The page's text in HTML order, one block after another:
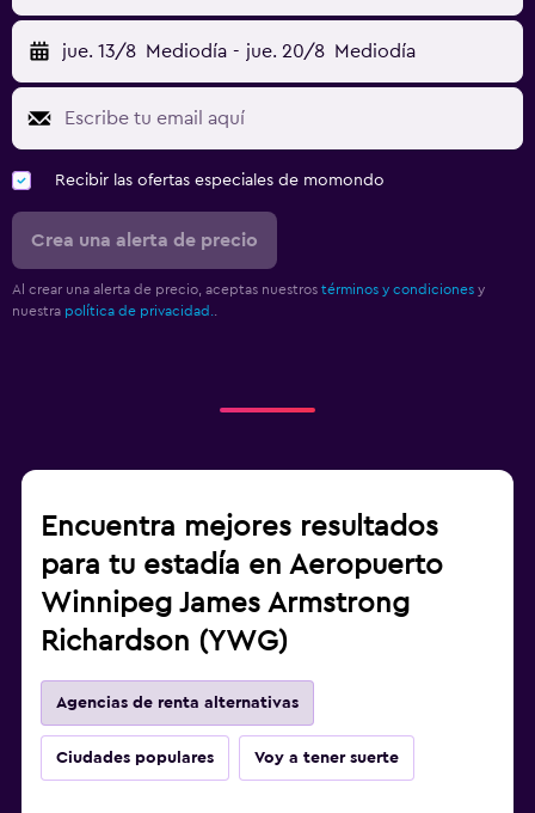
jue. 13/8 Mediodía - jue. 20/8 Mediodía
Recibir las ofertas especiales de momondo
Crea una alerta de precio
Al crear una alerta de precio, aceptas nuestros términos y condiciones y
nuestra política de privacidad..
Encuentra mejores resultados
para tu estadía en Aeropuerto
Winnipeg James Armstrong
Richardson (YWG)
Agencias de renta alternativas
Ciudades populares Voy a tener suerte